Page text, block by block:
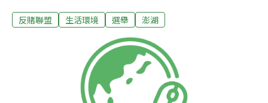
園，澎湖縣反賭場聯盟召集人林長興，在綠黨徵召下，投
另外14位候選人共同爭取11席的議員席次。綠黨是全球性
的政黨，其以環保、和平、社會正義為訴求，歐洲的綠黨
也是目前歐盟體制中議會的第四大黨。由於台灣的政治結
構發展成藍綠兩大黨對峙的局面，許多民眾對於政治議題
反賭聯盟 生活環境 選舉 澎湖